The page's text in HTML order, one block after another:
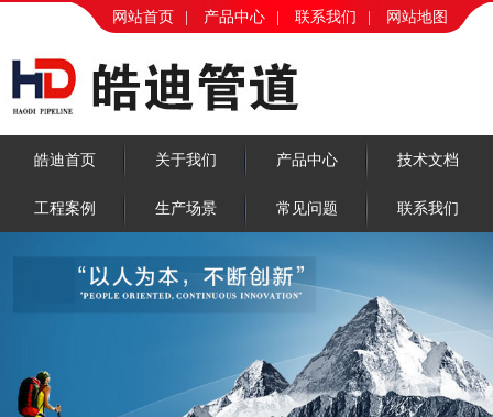
网站首页 | 产品中心 | 联系我们 | 网站地图
皓迪首页 关于我们 产品中心 技术文档
工程案例 生产场景 常见问题 联系我们